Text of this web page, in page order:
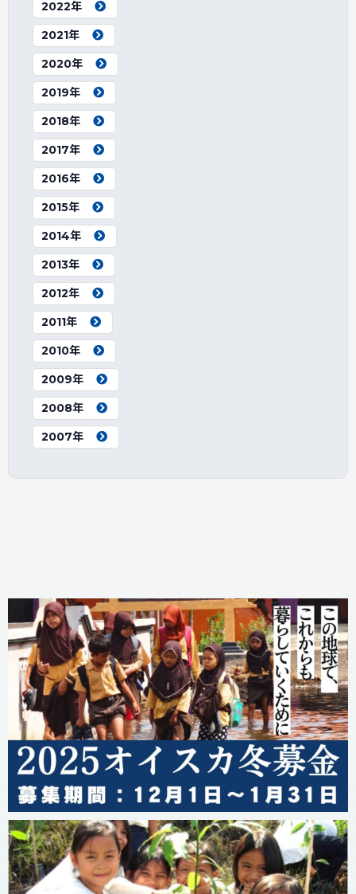
2022年
2021年
2020年
2019年
2018年
2017年
2016年
2015年
2014年
2013年
2012年
2011年
2010年
2009年
2008年
2007年